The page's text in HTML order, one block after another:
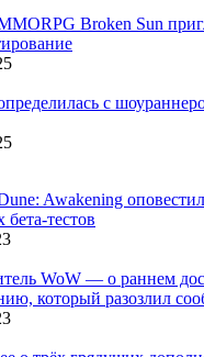
Broken Sun
с
Awakening
бета-тестов
WoW — о раннем
который разозлил